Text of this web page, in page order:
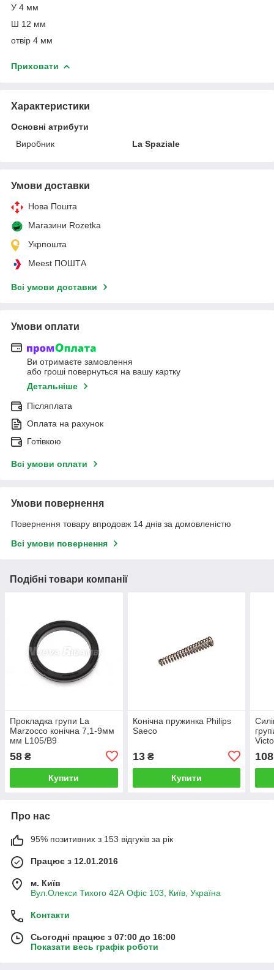
У 4 мм
Ш 12 мм
отвір 4 мм
Приховати
Характеристики
Основні атрибути
Виробник
La Spaziale
Умови доставки
Нова Пошта
Магазини Rozetka
Укрпошта
Meest ПОШТА
Всі умови доставки
Умови оплати
Ви отримаєте замовлення
або гроші повернуться на вашу картку
Детальніше
Післяплата
Оплата на рахунок
Готівкою
Всі умови оплати
Умови повернення
Повернення товару впродовж 14 днів за домовленістю
Всі умови повернення
Подібні товари компанії
Прокладка групи La
Marzocco конічна 7,1-9мм
мм L105/B9
58 ₴
Купити
Конічна пружинка Philips
Saeco
13₴
Купити
108
Про нас
95% позитивних з 153 відгуків за рік
Працює з 12.01.2016
м. Київ
Вул.Олекси Тихого 42А Офіс 103, Київ, Україна
Контакти
Сьогодні працює з 07:00 до 16:00
Показати весь графік роботи